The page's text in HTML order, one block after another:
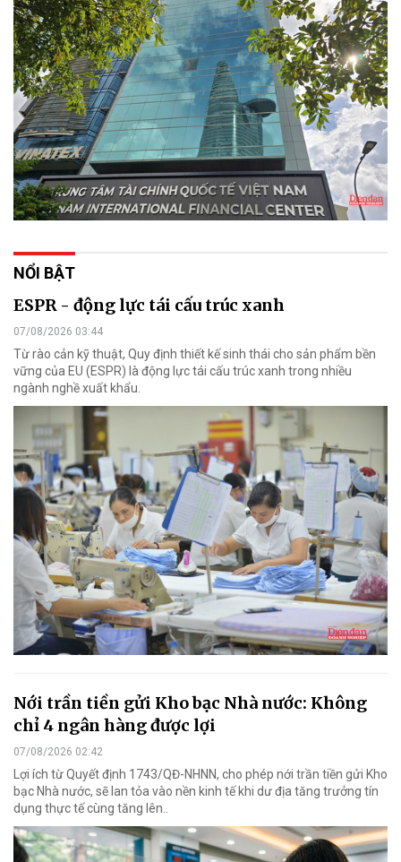
NỔI BẬT
ESPR - động lực tái cấu trúc xanh
07/08/2026 03:44
Từ rào cản kỹ thuật, Quy định thiết kế sinh thái cho sản phẩm bền
vững của EU (ESPR) là động lực tái cấu trúc xanh trong nhiều
ngành nghề xuất khẩu.
Nới trần tiền gửi Kho bạc Nhà nước: Không
chỉ 4 ngân hàng được lợi
07/08/2026 02:42
Lợi ích từ Quyết định 1743/QĐ-NHNN, cho phép nới trần tiền gửi Kho
bạc Nhà nước, sẽ lan tỏa vào nền kinh tế khi dư địa tăng trưởng tín
dụng thực tế cùng tăng lên..